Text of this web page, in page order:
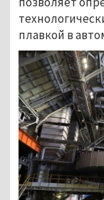
плавкой в